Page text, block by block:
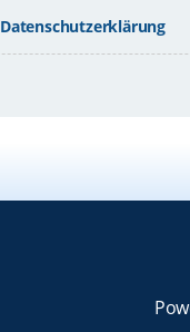
Datenschutzerklärung